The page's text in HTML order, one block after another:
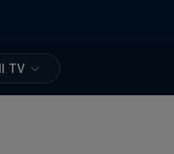
TV